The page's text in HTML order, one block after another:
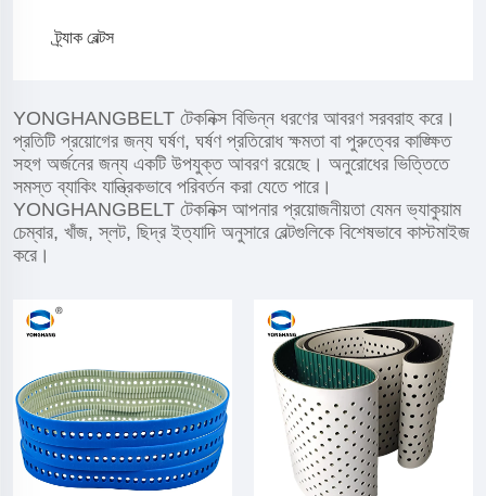
ট্র্যাক বেল্টস
YONGHANGBELT টেকনিক্স বিভিন্ন ধরণের আবরণ সরবরাহ করে।
প্রতিটি প্রয়োগের জন্য ঘর্ষণ, ঘর্ষণ প্রতিরোধ ক্ষমতা বা পুরুত্বের কাঙ্ক্ষিত
সহগ অর্জনের জন্য একটি উপযুক্ত আবরণ রয়েছে। অনুরোধের ভিত্তিতে
সমস্ত ব্যাকিং যান্ত্রিকভাবে পরিবর্তন করা যেতে পারে।
YONGHANGBELT টেকনিক্স আপনার প্রয়োজনীয়তা যেমন ভ্যাকুয়াম
চেম্বার, খাঁজ, স্লট, ছিদ্র ইত্যাদি অনুসারে বেল্টগুলিকে বিশেষভাবে কাস্টমাইজ
করে।